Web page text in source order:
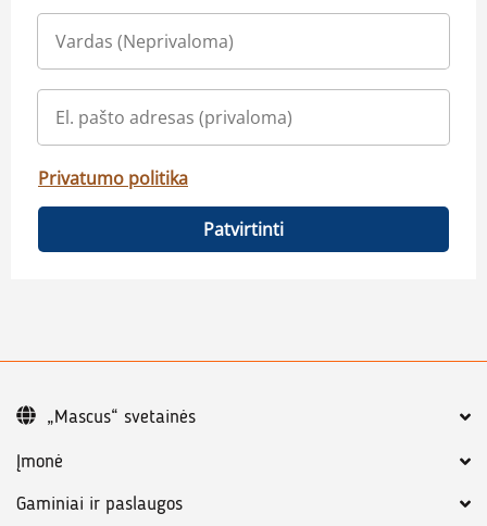
Privatumo politika
Patvirtinti
Įmonė
Gaminiai ir paslaugos
„Mascus“ svetainės